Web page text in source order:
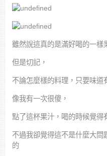
雖然說這真的是滿好喝的一樣
但是切記，
不論怎麼樣的料理，只要味道
像我有一次很傻，
點了這杯果汁，喝的時候覺得
不過我卻覺得這不是什麼大
的